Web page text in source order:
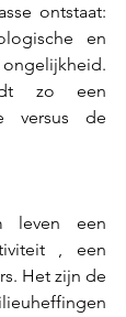
ontstaat:
en
zo een
versus de
leven een
, een
Het zijn de